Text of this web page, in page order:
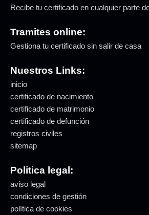
Recibe tu certificado en cualquier parte
Tramites online:
Gestiona tu certificado sin salir de casa
Nuestros Links:
inicio
certificado de nacimiento
certificado de matrimonio
certificado de defunción
registros civiles
sitemap
Politica legal:
aviso legal
condiciones de gestión
política de cookies